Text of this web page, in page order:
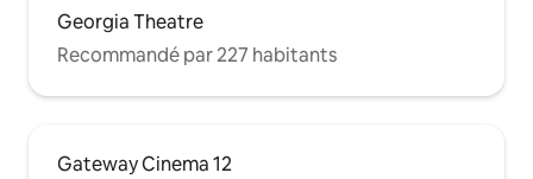
Georgia Theatre
Recommandé par 227 habitants
Gateway Cinema 12